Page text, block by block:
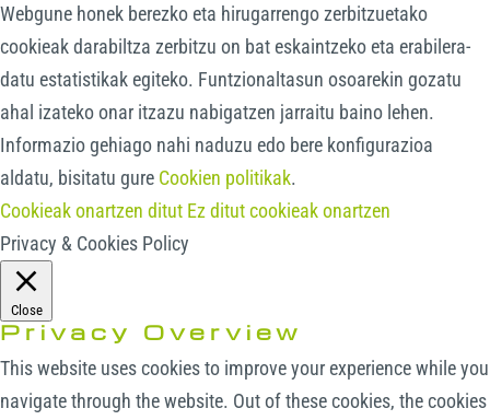
Webgune honek berezko eta hirugarrengo zerbitzuetako
cookieak darabiltza zerbitzu on bat eskaintzeko eta erabilera-
datu estatistikak egiteko. Funtzionaltasun osoarekin gozatu
ahal izateko onar itzazu nabigatzen jarraitu baino lehen.
Informazio gehiago nahi naduzu edo bere konfigurazioa
aldatu, bisitatu gure Cookien politikak.
Cookieak onartzen ditut Ez ditut cookieak onartzen
Privacy & Cookies Policy
Close
Privacy Overview
This website uses cookies to improve your experience while you
navigate through the website. Out of these cookies, the cookies